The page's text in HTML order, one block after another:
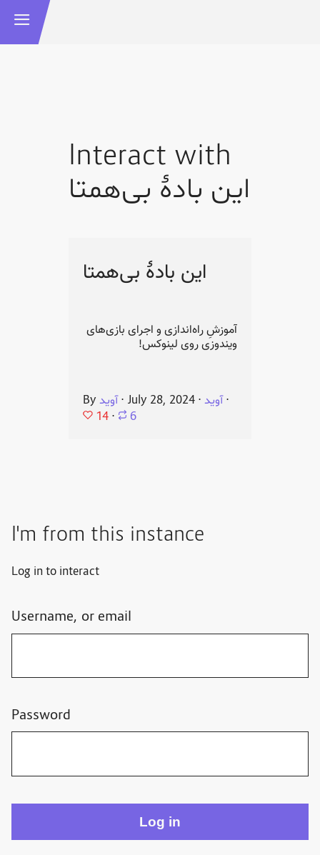
Interact with
این بادهٔ بی‌همتا
این بادهٔ بی‌همتا
آموزشِ راه‌اندازی و اجرای بازی‌های
ویندوزی روی لینوکس!
By آوید⋅ July 28, 2024 ⋅ آوید⋅
14 ⋅ 6
I'm from this instance
Log in to interact
Username, or email
Password